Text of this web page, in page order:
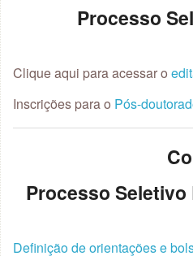
Processo
Clique aqui para acessar o
Inscrições para o Pós-
Processo Seletivo
Definição de orientações e